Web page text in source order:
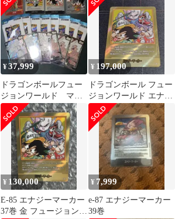
¥37,999
ドラゴンボールフュー
ジョンワールド マン
ガブースター02 まとめ
売り
¥ 197,000
ドラゴンボール フュー
ジョンワールド エナジ
ーマーカーE-85 金
¥ 130,000
E-85 エナジーマーカー
37巻 金 フュージョンワ
¥ 7,999
e-87 エナジーマーカー
39巻